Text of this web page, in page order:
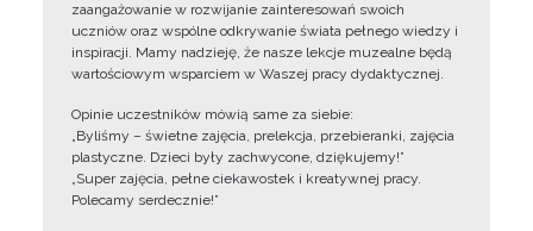
zaangażowanie w rozwijanie zainteresowań swoich
uczniów oraz wspólne odkrywanie świata pełnego wiedzy i
inspiracji. Mamy nadzieję, że nasze lekcje muzealne będą
wartościowym wsparciem w Waszej pracy dydaktycznej.
Opinie uczestników mówią same za siebie:
„Byliśmy – świetne zajęcia, prelekcja, przebieranki, zajęcia
plastyczne. Dzieci były zachwycone, dziękujemy!”
„Super zajęcia, pełne ciekawostek i kreatywnej pracy.
Polecamy serdecznie!”